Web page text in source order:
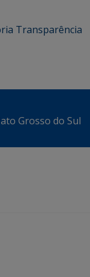
Transparência
Grosso do Sul